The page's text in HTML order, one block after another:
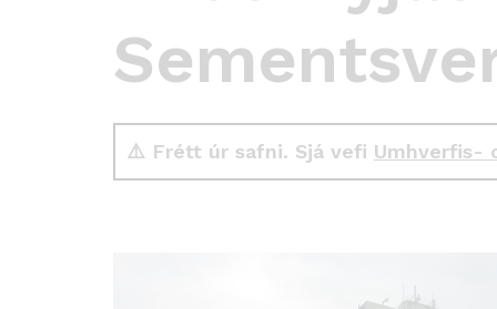
⚠️ Frétt úr safni. Sjá vefi Umhverfis-